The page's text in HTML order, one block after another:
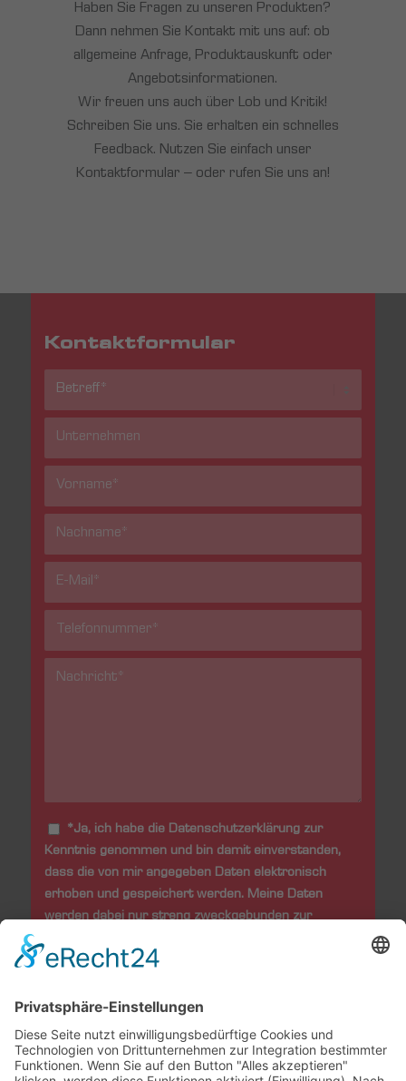
Haben Sie Fragen zu unseren Produkten?
Dann nehmen Sie Kontakt mit uns auf: ob
allgemeine Anfrage, Produktauskunft oder
Angebotsinformationen.
Wir freuen uns auch über Lob und Kritik!
Schreiben Sie uns. Sie erhalten ein schnelles
Feedback. Nutzen Sie einfach unser
Kontaktformular – oder rufen Sie uns an!
Kontaktformular
*Ja, ich habe die Datenschutzerklärung zur
Kenntnis genommen und bin damit einverstanden,
dass die von mir angegeben Daten elektronisch
erhoben und gespeichert werden. Meine Daten
werden dabei nur streng zweckgebunden zur
genutzt. Diese Einwilligung kann ich jederzeit durch
widerrufen. Im Falle des Widerrufs werden meine
Sorry, a problem